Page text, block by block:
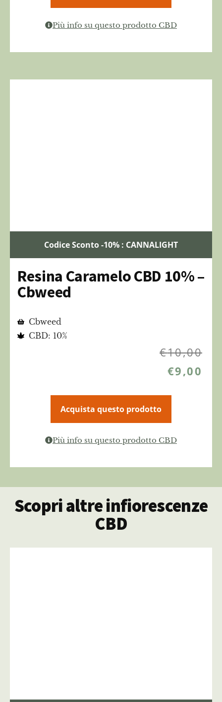
Più info su questo prodotto CBD
Codice Sconto -10% : CANNALIGHT
Resina Caramelo CBD 10% –
Cbweed
Cbweed
CBD: 10%
€10,00
€9,00
Acquista questo prodotto
Più info su questo prodotto CBD
Scopri altre infiorescenze
CBD